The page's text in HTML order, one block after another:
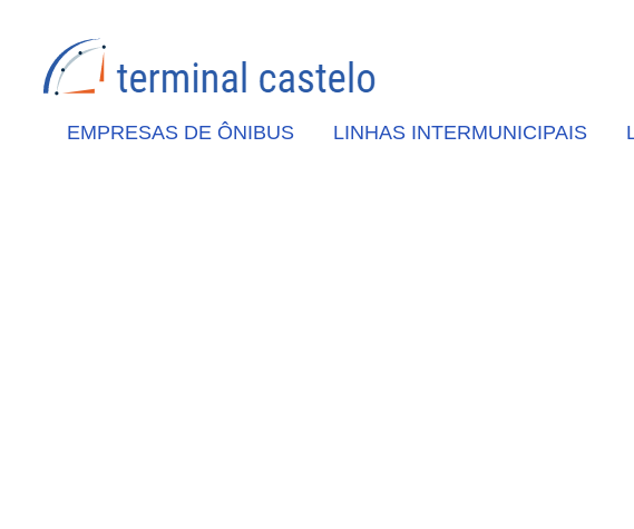
EMPRESAS DE ÔNIBUS LINHAS INTERMUNICIPAIS